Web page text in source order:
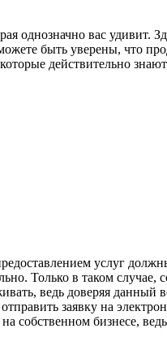
однозначно вас удивит.
быть уверены, что
действительно
услуг
Только в таком случае,
ведь доверяя
заявку на
бизнесе, ведь